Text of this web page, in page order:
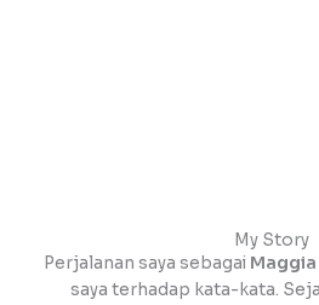
My Story
Perjalanan saya sebagai Maggia
saya terhadap kata-kata.